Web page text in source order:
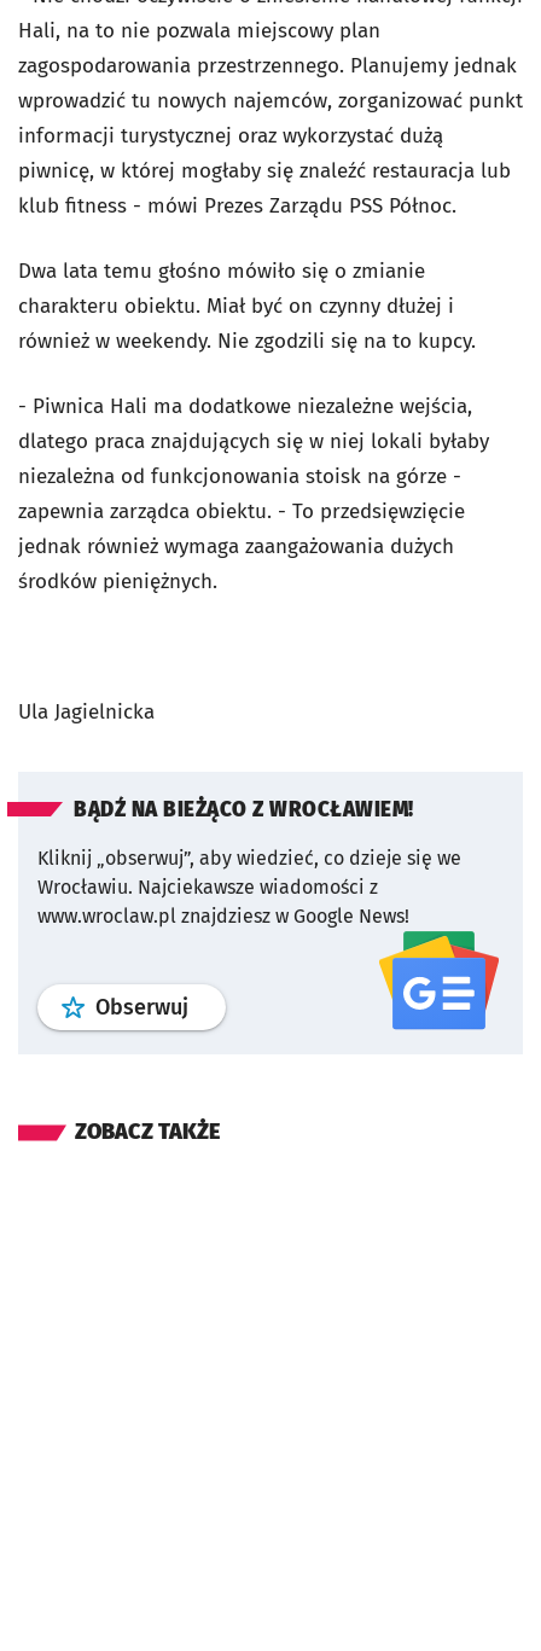
Hali, na to nie pozwala miejscowy plan
zagospodarowania przestrzennego. Planujemy jednak
wprowadzić tu nowych najemców, zorganizować punkt
informacji turystycznej oraz wykorzystać dużą
piwnicę, w której mogłaby się znaleźć restauracja lub
klub fitness - mówi Prezes Zarządu PSS Północ.
Dwa lata temu głośno mówiło się o zmianie
charakteru obiektu. Miał być on czynny dłużej i
również w weekendy. Nie zgodzili się na to kupcy.
- Piwnica Hali ma dodatkowe niezależne wejścia,
dlatego praca znajdujących się w niej lokali byłaby
niezależna od funkcjonowania stoisk na górze -
zapewnia zarządca obiektu. - To przedsięwzięcie
jednak również wymaga zaangażowania dużych
środków pieniężnych.
Ula Jagielnicka
BĄDŹ NA BIEŻĄCO Z WROCŁAWIEM!
Kliknij „obserwuj”, aby wiedzieć, co dzieje się we
Wrocławiu. Najciekawsze wiadomości z
www.wroclaw.pl znajdziesz w Google News!
Obserwuj profil serwisu
ZOBACZ TAKŻE